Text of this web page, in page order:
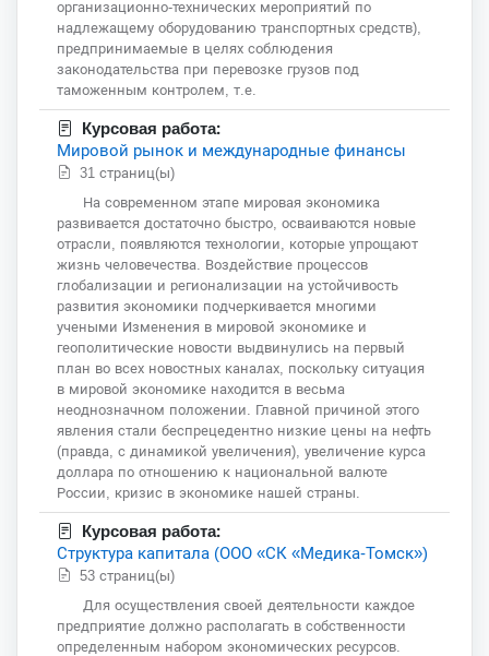
организационно-технических мероприятий по
надлежащему оборудованию транспортных средств),
предпринимаемые в целях соблюдения
законодательства при перевозке грузов под
таможенным контролем, т.е.
Курсовая работа:
Мировой рынок и международные финансы
31 страниц(ы)
На современном этапе мировая экономика
развивается достаточно быстро, осваиваются новые
отрасли, появляются технологии, которые упрощают
жизнь человечества. Воздействие процессов
глобализации и регионализации на устойчивость
развития экономики подчеркивается многими
учеными Изменения в мировой экономике и
геополитические новости выдвинулись на первый
план во всех новостных каналах, поскольку ситуация
в мировой экономике находится в весьма
неоднозначном положении. Главной причиной этого
явления стали беспрецедентно низкие цены на нефть
(правда, с динамикой увеличения), увеличение курса
доллара по отношению к национальной валюте
России, кризис в экономике нашей страны.
Курсовая работа:
Структура капитала (ООО «СК «Медика-Томск»)
53 страниц(ы)
Для осуществления своей деятельности каждое
предприятие должно располагать в собственности
определенным набором экономических ресурсов.